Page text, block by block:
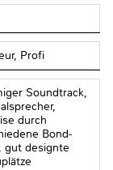
Profi
Soundtrack,
durch
Bond-
gut designte